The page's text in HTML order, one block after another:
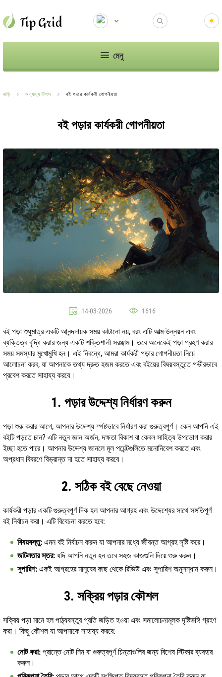
মেনু
বাড়ি অন্যান্য টিপস বই পড়ার কার্যকরী গোপনীয়তা
বই পড়ার কার্যকরী গোপনীয়তা
14-03-2026 1616
বই পড়া শুধুমাত্র একটি আনন্দদায়ক সময় কাটানো নয়, বরং এটি আত্ম-উন্নয়ন এবং
ব্যক্তিত্ব বৃদ্ধি করার জন্য একটি শক্তিশালী সরঞ্জাম। তবে অনেকেই পড়া গ্রহণ করার
সময় সমস্যার মুখোমুখি হন। এই নিবন্ধে, আমরা কার্যকরী পড়ার গোপনীয়তা নিয়ে
আলোচনা করব, যা আপনাকে তথ্য দ্রুত হজম করতে এবং বইয়ের বিষয়বস্তুতে গভীরভাবে
প্রবেশ করতে সাহায্য করবে।
1. পড়ার উদ্দেশ্য নির্ধারণ করুন
পড়া শুরু করার আগে, আপনার উদ্দেশ্য স্পষ্টভাবে নির্ধারণ করা গুরুত্বপূর্ণ। কেন আপনি এই
বইটি পড়তে চান? এটি নতুন জ্ঞান অর্জন, দক্ষতা বিকাশ বা কেবল সাহিত্য উপভোগ করার
ইচ্ছা হতে পারে। আপনার উদ্দেশ্য জানলে মূল পয়েন্টগুলিতে মনোনিবেশ করতে এবং
অপ্রধান বিবরণে বিভ্রান্ত না হতে সাহায্য করবে।
2. সঠিক বই বেছে নেওয়া
কার্যকরী পড়ার একটি গুরুত্বপূর্ণ দিক হল আপনার আগ্রহ এবং উদ্দেশ্যের সাথে সঙ্গতিপূর্ণ
বই নির্বাচন করা। এটি বিবেচনা করতে হবে:
বিষয়বস্তু: এমন বই নির্বাচন করুন যা আপনার মধ্যে জীবন্ত আগ্রহ সৃষ্টি করে।
জটিলতার স্তর: যদি আপনি নতুন হন তবে সহজ কাজগুলি দিয়ে শুরু করুন।
সুপারিশ: একই আগ্রহের মানুষের কাছ থেকে রিভিউ এবং সুপারিশ অনুসন্ধান করুন।
3. সক্রিয় পড়ার কৌশল
সক্রিয় পড়া মানে হল পাঠ্যবস্তুর প্রতি জড়িত হওয়া এবং সমালোচনামূলক দৃষ্টিভঙ্গি গ্রহণ
করা। কিছু কৌশল যা আপনাকে সাহায্য করবে:
নোট করা: প্রান্তে নোট নিন বা গুরুত্বপূর্ণ চিন্তাগুলির জন্য বিশেষ স্টিকার ব্যবহার
করুন।